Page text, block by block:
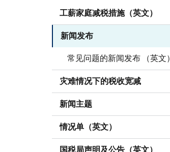
工薪家庭减税措施（英文）
新闻发布
常见问题的新闻发布 （英文）
灾难情况下的税收宽减
新闻主题
情况单（英文）
国税局声明及公告（英文）